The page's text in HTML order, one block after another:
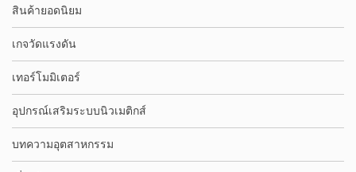
สินค้ายอดนิยม
เกจวัดแรงดัน
เทอร์โมมิเตอร์
อุปกรณ์เสริมระบบนิวเมติกส์
บทความอุตสาหกรรม